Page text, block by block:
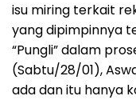
isu miring terkait
yang dipimpinnya
“Pungli” dalam
(Sabtu/28/01),
ada dan itu hanya